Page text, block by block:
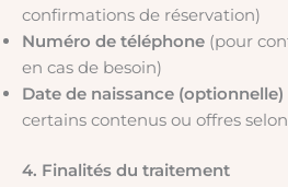
confirmations de réservation)
Numéro de téléphone (pour
en cas de besoin)
Date de naissance (optionnelle)
certains contenus ou offres selon
4. Finalités du traitement